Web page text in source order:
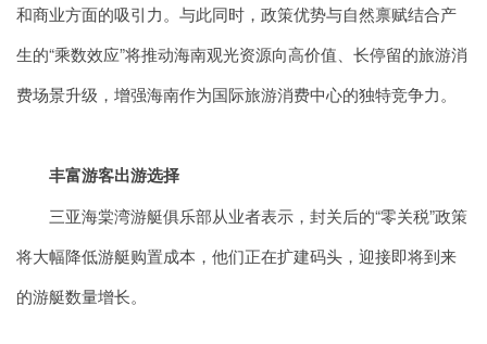
和商业方面的吸引力。与此同时，政策优势与自然禀赋结合产
生的“乘数效应”将推动海南观光资源向高价值、长停留的旅游消
费场景升级，增强海南作为国际旅游消费中心的独特竞争力。
丰富游客出游选择
三亚海棠湾游艇俱乐部从业者表示，封关后的“零关税”政策
将大幅降低游艇购置成本，他们正在扩建码头，迎接即将到来
的游艇数量增长。